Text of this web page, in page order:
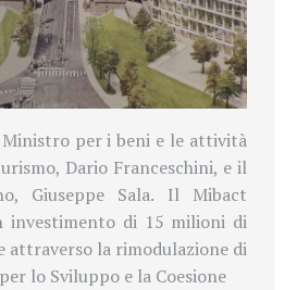
per i beni e le attività
Dario Franceschini, e il
Giuseppe Sala. Il Mibact
investimento di 15 milioni di
attraverso la rimodulazione di
lo Sviluppo e la Coesione